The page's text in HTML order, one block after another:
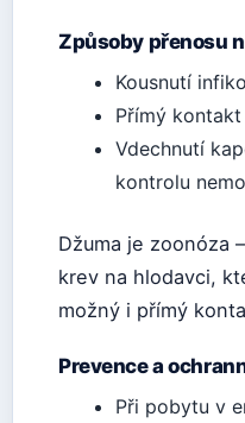
Způsoby přenosu
Kousnutí
Přímý
Vdechnutí
kontrolu
Džuma je zoonóza
krev na hlodavci,
možný i přímý
Prevence a
Při pobytu v